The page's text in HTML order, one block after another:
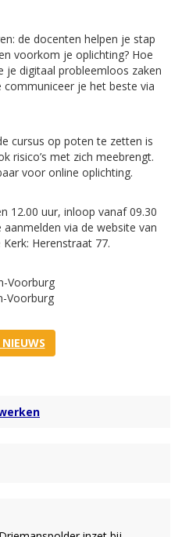
de docenten helpen je stap
voorkom je oplichting? Hoe
je digitaal probleemloos zaken
je het beste via
cursus op poten te zetten is
risico’s met zich meebrengt.
voor online oplichting.
12.00 uur, inloop vanaf 09.30
via de website van
Herenstraat 77.
Voorburg
Voorburg
NIEUWS